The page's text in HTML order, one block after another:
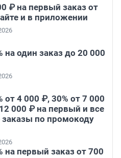
₽ на первый заказ от
и в приложении
на один заказ до 20 000
от 4 000 ₽, 30% от 7 000
000 ₽ на первый и все
по промокоду
на первый заказ от 700